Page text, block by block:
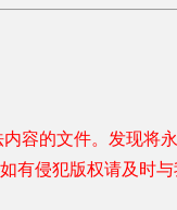
容的文件。发现将永
侵犯版权请及时